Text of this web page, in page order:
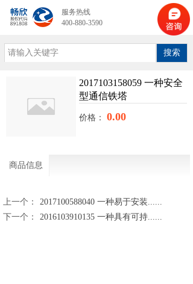
搜索
2017103158059 一种安全
型通信铁塔
价格： 0.00
商品信息
上一个：
2017100588040 一种易于安装......
下一个：
2016103910135 一种具有可持......
服务热线
400-880-3590